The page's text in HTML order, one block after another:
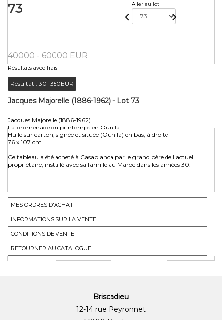
73 Aller au lot
40000 - 60000 EUR
Résultats avec frais
Résultat : 301 350EUR
Jacques Majorelle (1886-1962) - Lot 73
Jacques Majorelle (1886-1962)
La promenade du printemps en Ounila
Huile sur carton, signée et située (Ounila) en bas, à droite
76 x 107 cm
Ce tableau a été acheté à Casablanca par le grand père de l'actuel
propriétaire, installé avec sa famille au Maroc dans les années 30.
MES ORDRES D'ACHAT
INFORMATIONS SUR LA VENTE
CONDITIONS DE VENTE
RETOURNER AU CATALOGUE
Briscadieu
12-14 rue Peyronnet